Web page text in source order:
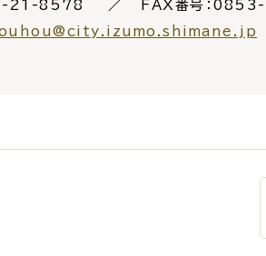
21-8578
FAX番号：